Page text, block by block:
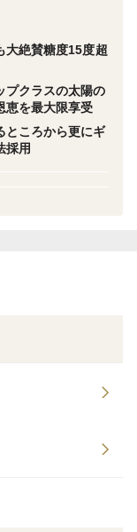
間に美しさが宿
ません。
大絶賛糖度15度超
プクラスの太陽の
恵を最大限享受
ところから更にギ
採用